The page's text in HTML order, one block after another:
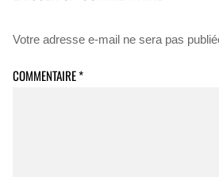
Votre adresse e-mail ne sera pas
COMMENTAIRE*